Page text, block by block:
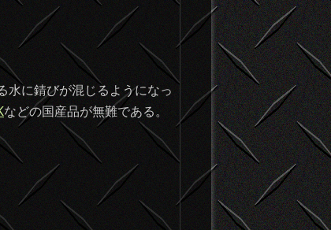
水に錆びが混じるようになっ
などの国産品が無難である。